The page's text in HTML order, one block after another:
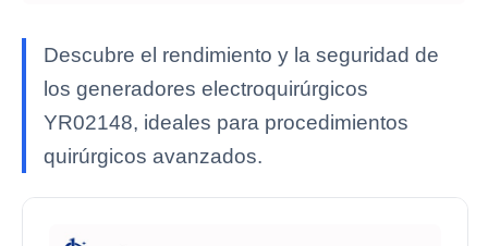
Descubre el rendimiento y la seguridad de
los generadores electroquirúrgicos
YR02148, ideales para procedimientos
quirúrgicos avanzados.